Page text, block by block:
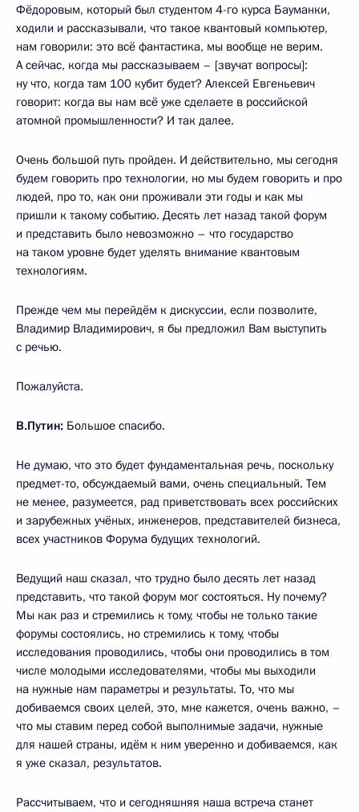
Фёдоровым, который был студентом 4-го курса Бауманки,
ходили и рассказывали, что такое квантовый компьютер,
нам говорили: это всё фантастика, мы вообще не верим.
А сейчас, когда мы рассказываем – [звучат вопросы]:
ну что, когда там 100 кубит будет? Алексей Евгеньевич
говорит: когда вы нам всё уже сделаете в российской
атомной промышленности? И так далее.
Очень большой путь пройден. И действительно, мы сегодня
будем говорить про технологии, но мы будем говорить и про
людей, про то, как они проживали эти годы и как мы
пришли к такому событию. Десять лет назад такой форум
и представить было невозможно – что государство
на таком уровне будет уделять внимание квантовым
технологиям.
Прежде чем мы перейдём к дискуссии, если позволите,
Владимир Владимирович, я бы предложил Вам выступить
с речью.
Пожалуйста.
В.Путин: Большое спасибо.
Не думаю, что это будет фундаментальная речь, поскольку
предмет-то, обсуждаемый вами, очень специальный. Тем
не менее, разумеется, рад приветствовать всех российских
и зарубежных учёных, инженеров, представителей бизнеса,
всех участников Форума будущих технологий.
Ведущий наш сказал, что трудно было десять лет назад
представить, что такой форум мог состояться. Ну почему?
Мы как раз и стремились к тому, чтобы не только такие
форумы состоялись, но стремились к тому, чтобы
исследования проводились, чтобы они проводились в том
числе молодыми исследователями, чтобы мы выходили
на нужные нам параметры и результаты. То, что мы
добиваемся своих целей, это, мне кажется, очень важно, –
что мы ставим перед собой выполнимые задачи, нужные
для нашей страны, идём к ним уверенно и добиваемся, как
я уже сказал, результатов.
Рассчитываем, что и сегодняшняя наша встреча станет